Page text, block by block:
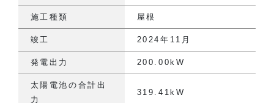
施工種類 屋根
竣工 2024年11月
発電出力 200.00kW
太陽電池の合計出
力
319.41kW